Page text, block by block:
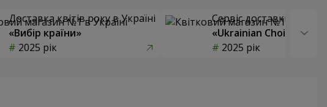
Доставка квітів року в Україні
«Вибір країни»
2025 рік
Сервіс доставки квітів
«Ukrainian Choice»
2025 рік